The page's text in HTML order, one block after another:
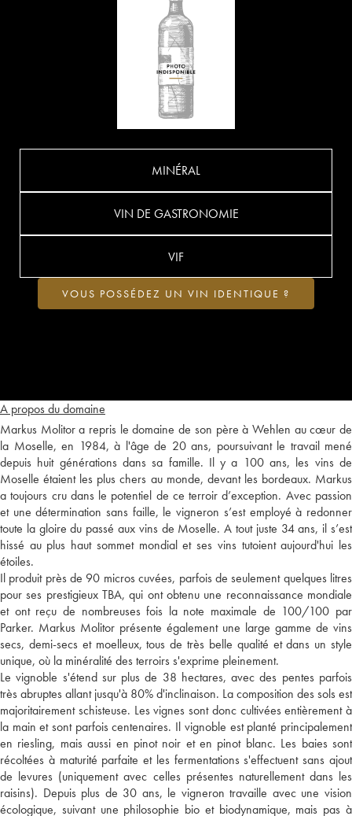
A propos du domaine
Markus Molitor a repris le domaine de son père à Wehlen au cœur de
la Moselle, en 1984, à l'âge de 20 ans, poursuivant le travail mené
depuis huit générations dans sa famille. Il y a 100 ans, les vins de
Moselle étaient les plus chers au monde, devant les bordeaux. Markus
a toujours cru dans le potentiel de ce terroir d’exception. Avec passion
et une détermination sans faille, le vigneron s’est employé à redonner
toute la gloire du passé aux vins de Moselle. A tout juste 34 ans, il s’est
hissé au plus haut sommet mondial et ses vins tutoient aujourd'hui les
étoiles.
Il produit près de 90 micros cuvées, parfois de seulement quelques litres
pour ses prestigieux TBA, qui ont obtenu une reconnaissance mondiale
et ont reçu de nombreuses fois la note maximale de 100/100 par
Parker. Markus Molitor présente également une large gamme de vins
secs, demi-secs et moelleux, tous de très belle qualité et dans un style
unique, où la minéralité des terroirs s'exprime pleinement.
Le vignoble s'étend sur plus de 38 hectares, avec des pentes parfois
très abruptes allant jusqu'à 80% d'inclinaison. La composition des sols est
majoritairement schisteuse. Les vignes sont donc cultivées entièrement à
la main et sont parfois centenaires. Il vignoble est planté principalement
en riesling, mais aussi en pinot noir et en pinot blanc. Les baies sont
récoltées à maturité parfaite et les fermentations s'effectuent sans ajout
de levures (uniquement avec celles présentes naturellement dans les
raisins). Depuis plus de 30 ans, le vigneron travaille avec une vision
écologique, suivant une philosophie bio et biodynamique, mais pas à
MINÉRAL
VIN DE GASTRONOMIE
VIF
VOUS POSSÉDEZ UN VIN IDENTIQUE ?